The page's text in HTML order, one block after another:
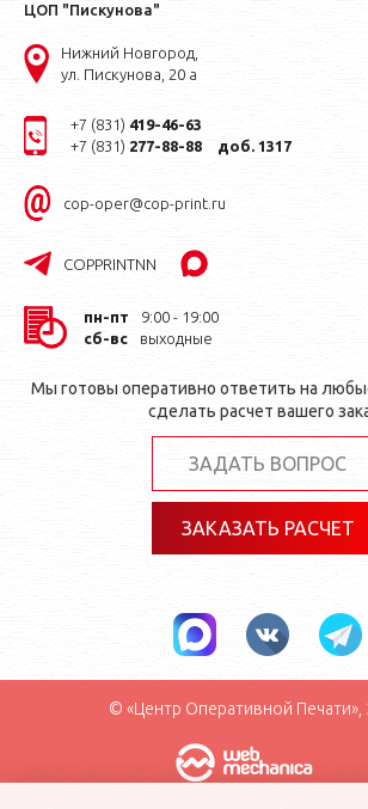
ЦОП "Пискунова"
Нижний Новгород,
ул. Пискунова, 20 а
+7 (831) 419-46-63
+7 (831) 277-88-88 доб. 1317
cop-oper@cop-print.ru
COPPRINTNN
пн-пт
9:00 - 19:00
сб-вс
выходные
Мы готовы оперативно ответить на
сделать расчет вашего
ЗАДАТЬ ВОПРОС
ЗАКАЗАТЬ РАСЧЕТ
© «Центр Оперативной Печати»,